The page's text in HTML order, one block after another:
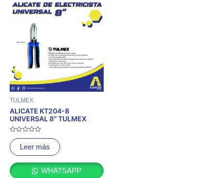
TULMEX
ALICATE KT204-8
UNIVERSAL 8″ TULMEX
Valorado
con
0
de
Leer más
WHATSAPP